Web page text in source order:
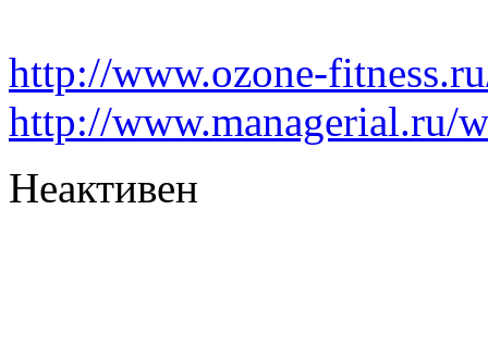
http://www.ozone-
http://www.managerial.ru/
Неактивен